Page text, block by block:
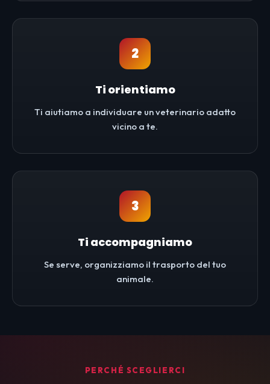
2
Ti orientiamo
Ti aiutiamo a individuare un veterinario adatto
vicino a te.
3
Ti accompagniamo
Se serve, organizziamo il trasporto del tuo
animale.
PERCHÉ SCEGLIERCI